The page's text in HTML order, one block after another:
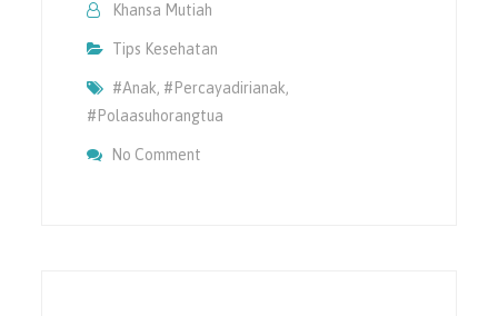
Khansa Mutiah
Tips Kesehatan
#anak, #percayadirianak,
#polaasuhorangtua
No Comment